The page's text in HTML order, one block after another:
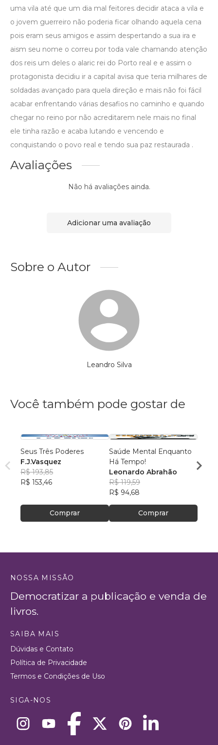
uma vila até que um dia mal feitores decidir ataca a vila e
o jovem guerreiro não poderia ficar olhando aquela cena
pois eram seus amigos e assim despertando a sua ira e
aism seu nome o correu por toda vale chamando atenção
dos reis um deles o alaric rei do Porto real e e assim o
protagonista decidiu ir a capital avisa que teria milhares de
soldadas avançado para quela direção e mais não foi fácil
acabar enfrentando várias desafios no caminho e quando
chegar no reino por não acreditarem nele mais no final
ele tinha razão e acaba lutando e vencendo e
conquistando o povo real e tendo sua paz restaurada .
Avaliações
Não há avaliações ainda.
Adicionar uma avaliação
Sobre o Autor
Leandro Silva
Você também pode gostar de
Seus Três Poderes
F.J.Vasquez
R$ 193,85
R$ 153,46
Comprar
Saúde Mental Enquanto
Há Tempo!
Leonardo Abrahão
R$ 119,59
R$ 94,68
Comprar
R$
NOSSA MISSÃO
Democratizar a publicação e venda de
livros.
SAIBA MAIS
Dúvidas e Contato
Política de Privacidade
Termos e Condições de Uso
SIGA-NOS